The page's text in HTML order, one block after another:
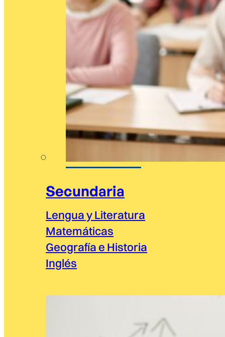
Secundaria
Lengua y Literatura
Matemáticas
Geografía e Historia
Inglés